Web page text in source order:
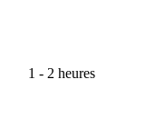
1 - 2 heures